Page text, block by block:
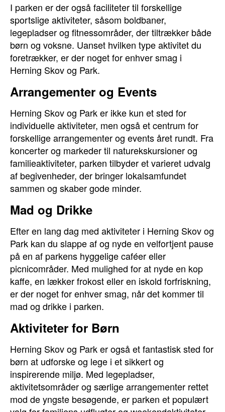
I parken er der også faciliteter til forskellige
sportslige aktiviteter, såsom boldbaner,
legepladser og fitnessområder, der tiltrækker både
børn og voksne. Uanset hvilken type aktivitet du
foretrækker, er der noget for enhver smag i
Herning Skov og Park.
Arrangementer og Events
Herning Skov og Park er ikke kun et sted for
individuelle aktiviteter, men også et centrum for
forskellige arrangementer og events året rundt. Fra
koncerter og markeder til naturekskursioner og
familieaktiviteter, parken tilbyder et varieret udvalg
af begivenheder, der bringer lokalsamfundet
sammen og skaber gode minder.
Mad og Drikke
Efter en lang dag med aktiviteter i Herning Skov og
Park kan du slappe af og nyde en velfortjent pause
på en af parkens hyggelige caféer eller
picnicområder. Med mulighed for at nyde en kop
kaffe, en lækker frokost eller en iskold forfriskning,
er der noget for enhver smag, når det kommer til
mad og drikke i parken.
Aktiviteter for Børn
Herning Skov og Park er også et fantastisk sted for
børn at udforske og lege i et sikkert og
inspirerende miljø. Med legepladser,
aktivitetsområder og særlige arrangementer rettet
mod de yngste besøgende, er parken et populært